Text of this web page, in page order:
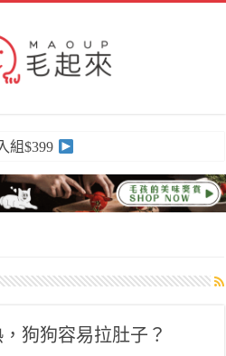
組$399
狗狗容易拉肚子？